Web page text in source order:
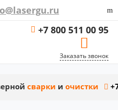
+7 800 511 00 95
Заказать звонок
сварки и очистки